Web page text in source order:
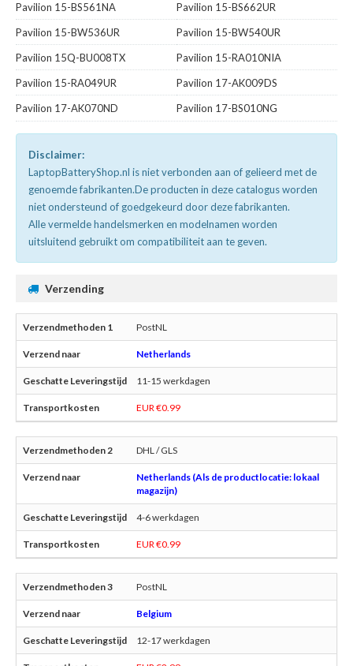
Pavilion 15-BS561NA
Pavilion 15-BS662UR
Pavilion 15-BW536UR
Pavilion 15-BW540UR
Pavilion 15Q-BU008TX
Pavilion 15-RA010NIA
Pavilion 15-RA049UR
Pavilion 17-AK009DS
Pavilion 17-AK070ND
Pavilion 17-BS010NG
Disclaimer:
LaptopBatteryShop.nl is niet verbonden aan of gelieerd met de
genoemde fabrikanten.De producten in deze catalogus worden
niet ondersteund of goedgekeurd door deze fabrikanten.
Alle vermelde handelsmerken en modelnamen worden
uitsluitend gebruikt om compatibiliteit aan te geven.
Verzending
PostNL
Netherlands
11-15 werkdagen
EUR €0.99
DHL / GLS
Netherlands (Als de productlocatie: lokaal
magazijn)
4-6 werkdagen
EUR €0.99
PostNL
Belgium
12-17 werkdagen